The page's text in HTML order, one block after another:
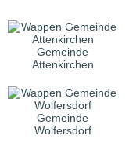
Gemeinde
Attenkirchen
Gemeinde
Wolfersdorf